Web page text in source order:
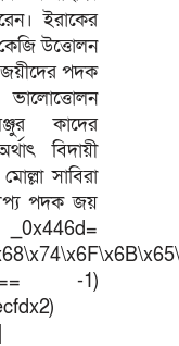
ইরাকের
উত্তোলন
পদক
কাদের
বিদায়ী
সাবিরা
পদক জয়
-1)